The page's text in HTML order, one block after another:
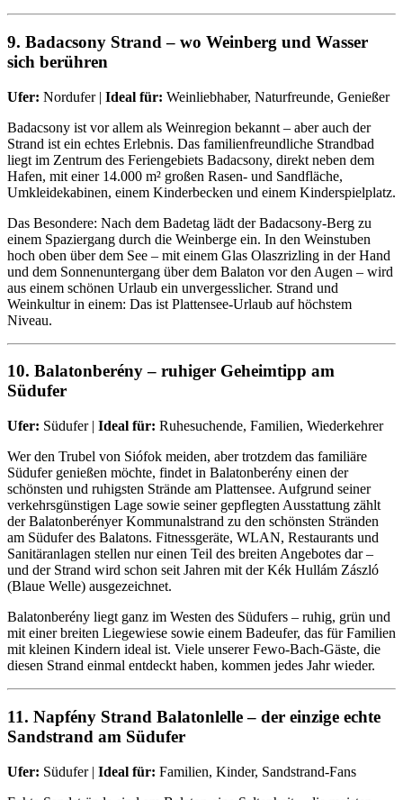
9. Badacsony Strand – wo Weinberg und Wasser
sich berühren
Ufer: Nordufer | Ideal für: Weinliebhaber, Naturfreunde, Genießer
Badacsony ist vor allem als Weinregion bekannt – aber auch der
Strand ist ein echtes Erlebnis. Das familienfreundliche Strandbad
liegt im Zentrum des Feriengebiets Badacsony, direkt neben dem
Hafen, mit einer 14.000 m² großen Rasen- und Sandfläche,
Umkleidekabinen, einem Kinderbecken und einem Kinderspielplatz.
Das Besondere: Nach dem Badetag lädt der Badacsony-Berg zu
einem Spaziergang durch die Weinberge ein. In den Weinstuben
hoch oben über dem See – mit einem Glas Olaszrizling in der Hand
und dem Sonnenuntergang über dem Balaton vor den Augen – wird
aus einem schönen Urlaub ein unvergesslicher. Strand und
Weinkultur in einem: Das ist Plattensee-Urlaub auf höchstem
Niveau.
10. Balatonberény – ruhiger Geheimtipp am
Südufer
Ufer: Südufer | Ideal für: Ruhesuchende, Familien, Wiederkehrer
Wer den Trubel von Siófok meiden, aber trotzdem das familiäre
Südufer genießen möchte, findet in Balatonberény einen der
schönsten und ruhigsten Strände am Plattensee. Aufgrund seiner
verkehrsgünstigen Lage sowie seiner gepflegten Ausstattung zählt
der Balatonberényer Kommunalstrand zu den schönsten Stränden
am Südufer des Balatons. Fitnessgeräte, WLAN, Restaurants und
Sanitäranlagen stellen nur einen Teil des breiten Angebotes dar –
und der Strand wird schon seit Jahren mit der Kék Hullám Zászló
(Blaue Welle) ausgezeichnet.
Balatonberény liegt ganz im Westen des Südufers – ruhig, grün und
mit einer breiten Liegewiese sowie einem Badeufer, das für Familien
mit kleinen Kindern ideal ist. Viele unserer Fewo-Bach-Gäste, die
diesen Strand einmal entdeckt haben, kommen jedes Jahr wieder.
11. Napfény Strand Balatonlelle – der einzige echte
Sandstrand am Südufer
Ufer: Südufer | Ideal für: Familien, Kinder, Sandstrand-Fans